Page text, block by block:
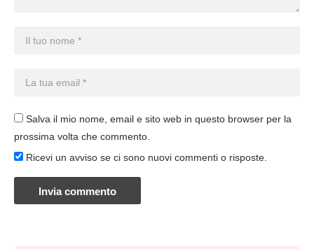
Salva il mio nome, email e sito web in questo browser per la
prossima volta che commento.
Ricevi un avviso se ci sono nuovi commenti o risposte.